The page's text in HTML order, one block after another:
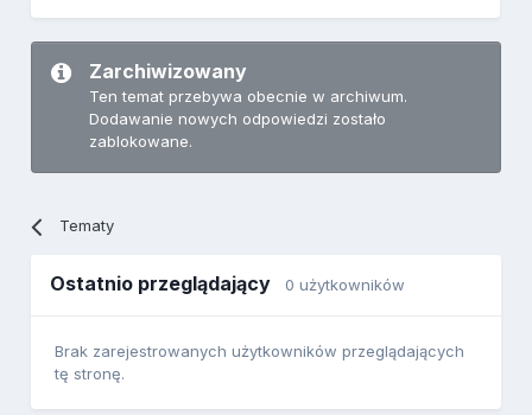
Zarchiwizowany
Ten temat przebywa obecnie w archiwum.
Dodawanie nowych odpowiedzi zostało
zablokowane.
Tematy
Ostatnio przeglądający 0 użytkowników
Brak zarejestrowanych użytkowników przeglądających
tę stronę.